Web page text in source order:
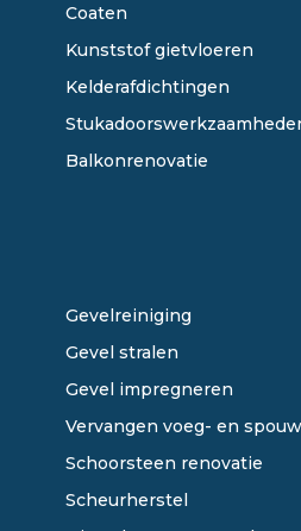
Coaten
Kunststof gietvloeren
Kelderafdichtingen
Balkonrenovatie
Gevelreiniging
Gevel stralen
Gevel impregneren
Vervangen voeg- en
Schoorsteen renovatie
Scheurherstel